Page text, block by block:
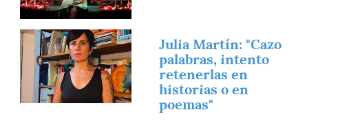
Imagen
Julia Martín: "Cazo
palabras, intento
retenerlas en
historias o en
poemas"